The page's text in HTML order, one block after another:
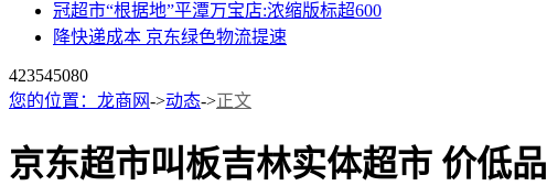
冠超市“根据地”平潭万宝店:浓缩版标超600
降快递成本 京东绿色物流提速
423545080
您的位置： 龙商网->动态->正文
京东超市叫板吉林实体超市 价低